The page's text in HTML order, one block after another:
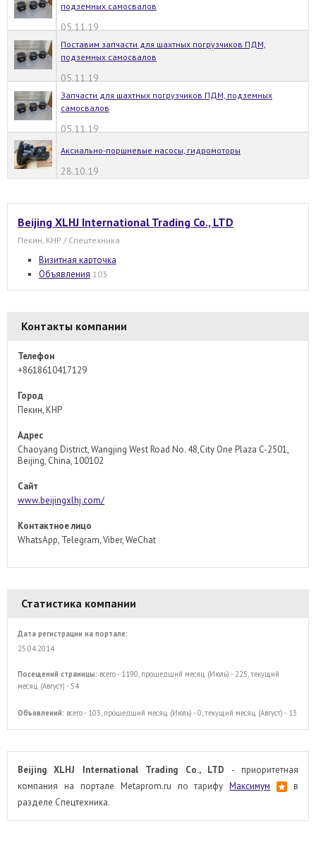
подземных самосвалов
05.11.19
Поставим запчасти для шахтных погрузчиков ПДМ,
подземных самосвалов
05.11.19
Запчасти для шахтных погрузчиков ПДМ, подземных
самосвалов
05.11.19
Аксиально-поршневые насосы, гидромоторы
28.10.19
Beijing XLHJ International Trading Co., LTD
Пекин, КНР / Спецтехника
Визитная карточка
Объявления 103
Контакты компании
Телефон
+8618610417129
Город
Пекин, КНР
Адрес
Chaoyang District, Wangjing West Road No. 48,City One Plaza C-2501,
Beijing, China, 100102
Сайт
www.beijingxlhj.com/
Контактное лицо
WhatsApp, Telegram, Viber, WeChat
Статистика компании
Дата регистрации на портале:
25.04.2014
Посещений страницы: всего - 1190, прошедший месяц (Июль) - 225, текущий
месяц (Август) - 54
Объявлений: всего - 103, прошедший месяц (Июль) - 0, текущий месяц (Август) - 13
Beijing XLHJ International Trading Co., LTD - приоритетная
компания на портале Metaprom.ru по тарифуМаксимум
в
разделе Спецтехника.